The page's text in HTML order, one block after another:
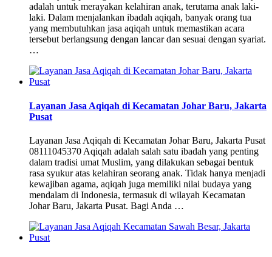
adalah untuk merayakan kelahiran anak, terutama anak laki-
laki. Dalam menjalankan ibadah aqiqah, banyak orang tua
yang membutuhkan jasa aqiqah untuk memastikan acara
tersebut berlangsung dengan lancar dan sesuai dengan syariat.
…
Layanan Jasa Aqiqah di Kecamatan Johar Baru, Jakarta
Pusat
Layanan Jasa Aqiqah di Kecamatan Johar Baru, Jakarta Pusat
08111045370 Aqiqah adalah salah satu ibadah yang penting
dalam tradisi umat Muslim, yang dilakukan sebagai bentuk
rasa syukur atas kelahiran seorang anak. Tidak hanya menjadi
kewajiban agama, aqiqah juga memiliki nilai budaya yang
mendalam di Indonesia, termasuk di wilayah Kecamatan
Johar Baru, Jakarta Pusat. Bagi Anda …